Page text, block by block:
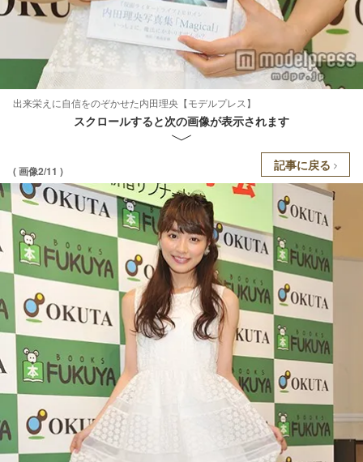
出来栄えに自信をのぞかせた内田理央【モデルプレス】
スクロールすると次の画像が表示されます
( 画像2/11 ) 記事に戻る